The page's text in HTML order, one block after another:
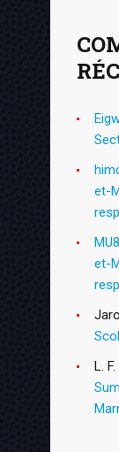
et-
et-
L. F.